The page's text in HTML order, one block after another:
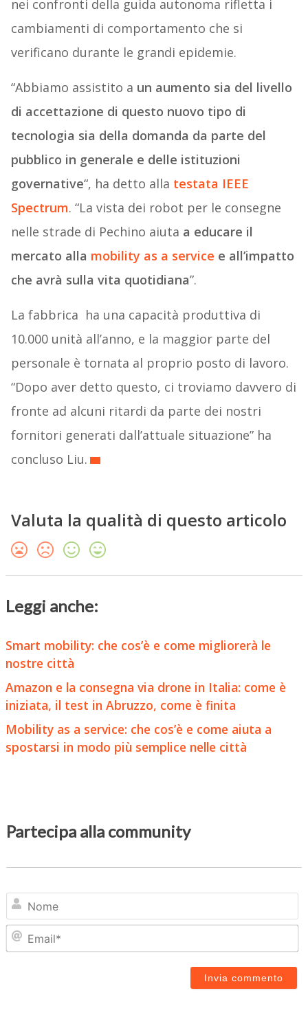
nei confronti della guida autonoma rifletta i
cambiamenti di comportamento che si
verificano durante le grandi epidemie.
“Abbiamo assistito a un aumento sia del livello
di accettazione di questo nuovo tipo di
tecnologia sia della domanda da parte del
pubblico in generale e delle istituzioni
governative“, ha detto alla testata IEEE
Spectrum. “La vista dei robot per le consegne
nelle strade di Pechino aiuta a educare il
mercato alla mobility as a service e all’impatto
che avrà sulla vita quotidiana”.
La fabbrica ha una capacità produttiva di
10.000 unità all’anno, e la maggior parte del
personale è tornata al proprio posto di lavoro.
“Dopo aver detto questo, ci troviamo davvero di
fronte ad alcuni ritardi da parte dei nostri
fornitori generati dall’attuale situazione” ha
concluso Liu.
Valuta la qualità di questo articolo
Leggi anche:
Smart mobility: che cos’è e come migliorerà le
nostre città
Amazon e la consegna via drone in Italia: come è
iniziata, il test in Abruzzo, come è finita
Mobility as a service: che cos’è e come aiuta a
spostarsi in modo più semplice nelle città
Partecipa alla community